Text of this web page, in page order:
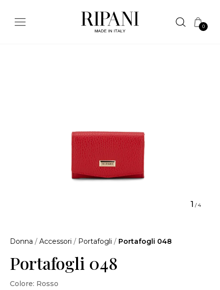
0
1 /4
Donna / Accessori / Portafogli / Portafogli 048
Portafogli 048
Colore: Rosso